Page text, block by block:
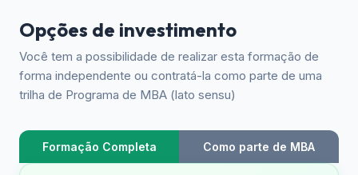
Opções de investimento
Você tem a possibilidade de realizar esta formação de
forma independente ou contratá-la como parte de uma
trilha de Programa de MBA (lato sensu)
Formação Completa Como parte de MBA